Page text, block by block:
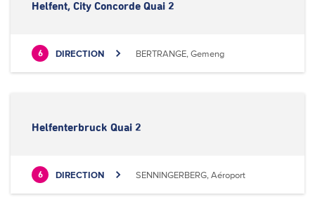
Helfent, City Concorde Quai 2
6 DIRECTION BERTRANGE, Gemeng
Helfenterbruck Quai 2
6 DIRECTION SENNINGERBERG, Aéroport